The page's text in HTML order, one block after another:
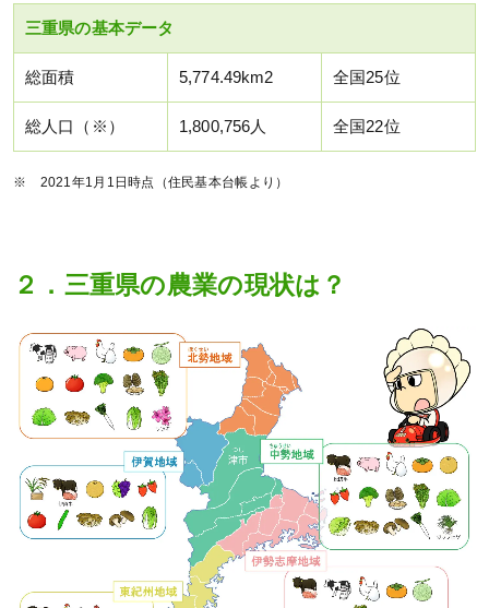
三重県の基本データ
総面積 5,774.49km2 全国25位
総人口（※） 1,800,756人 全国22位
※ 2021年1月1日時点（住民基本台帳より）
２．三重県の農業の現状は？